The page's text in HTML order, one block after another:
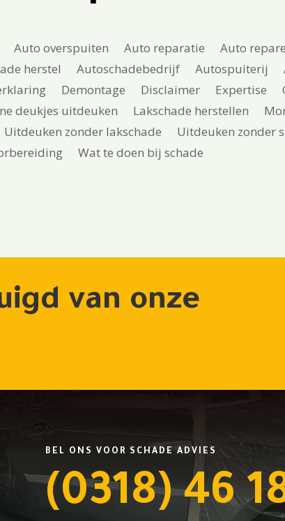
Auto overspuiten Auto reparatie Auto
herstel Autoschadebedrijf Autospuiterij
Demontage Disclaimer Expertise
deukjes uitdeuken Lakschade herstellen
Uitdeuken zonder lakschade Uitdeuken zonder
Wat te doen bij schade
van onze
BEL ONS VOOR SCHADE ADVIES
(0318) 46